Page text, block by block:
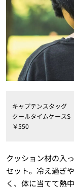
キャプテンスタッグ
クールタイムケースS
￥550
クッション材の入
セット。冷え過ぎ
く、体に当てて熱